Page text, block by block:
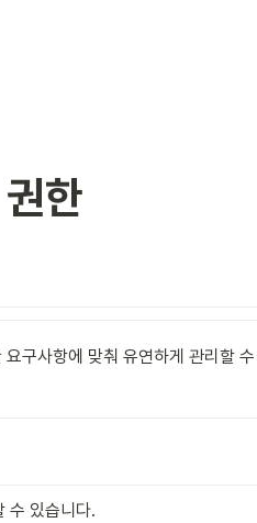
한
구사항에 맞춰 유연하게 관리할
수 있습니다.